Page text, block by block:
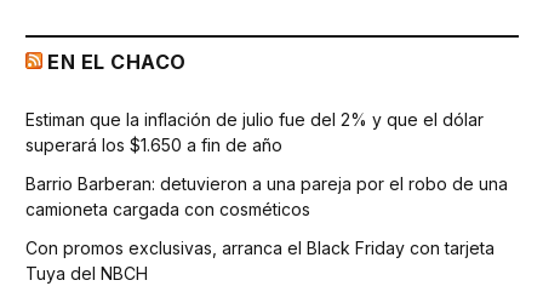
EN EL CHACO
Estiman que la inflación de julio fue del 2% y que el dólar
superará los $1.650 a fin de año
Barrio Barberan: detuvieron a una pareja por el robo de una
camioneta cargada con cosméticos
Con promos exclusivas, arranca el Black Friday con tarjeta
Tuya del NBCH